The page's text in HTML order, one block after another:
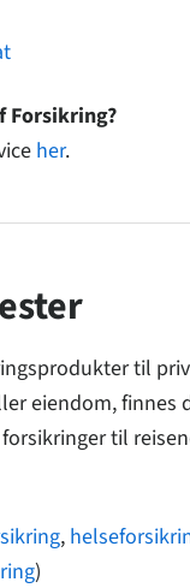
Forsikring?
her.
til
eiendom, finnes
til
,
)